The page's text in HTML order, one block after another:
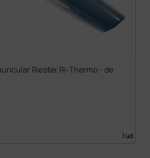
Riester Ri-Thermo - de
1 ud.